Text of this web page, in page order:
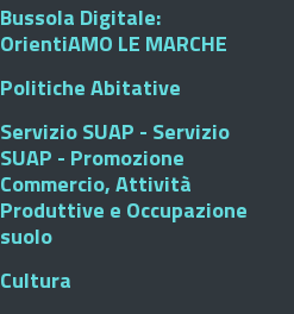
Bussola Digitale:
OrientiAMO LE MARCHE
Politiche Abitative
Servizio SUAP - Servizio
SUAP - Promozione
Commercio, Attività
Produttive e Occupazione
suolo
Cultura